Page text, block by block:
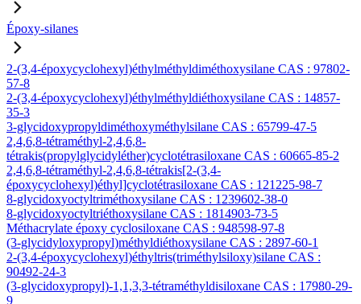
Époxy-silanes
2-(3,4-époxycyclohexyl)éthylméthyldiméthoxysilane CAS : 97802-
57-8
2-(3,4-époxycyclohexyl)éthylméthyldiéthoxysilane CAS : 14857-
35-3
3-glycidoxypropyldiméthoxyméthylsilane CAS : 65799-47-5
2,4,6,8-tétraméthyl-2,4,6,8-
tétrakis(propylglycidyléther)cyclotétrasiloxane CAS : 60665-85-2
2,4,6,8-tétraméthyl-2,4,6,8-tétrakis[2-(3,4-
époxycyclohexyl)éthyl]cyclotétrasiloxane CAS : 121225-98-7
8-glycidoxyoctyltriméthoxysilane CAS : 1239602-38-0
8-glycidoxyoctyltriéthoxysilane CAS : 1814903-73-5
Méthacrylate époxy cyclosiloxane CAS : 948598-97-8
(3-glycidyloxypropyl)méthyldiéthoxysilane CAS : 2897-60-1
2-(3,4-époxycyclohexyl)éthyltris(triméthylsiloxy)silane CAS :
90492-24-3
(3-glycidoxypropyl)-1,1,3,3-tétraméthyldisiloxane CAS : 17980-29-
9